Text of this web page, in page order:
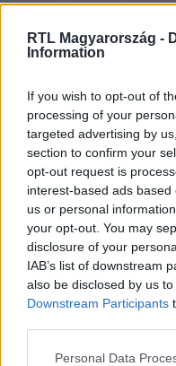
RTL Magyarország -
Information
If you wish to opt-out of
processing of your
targeted advertising by
section to confirm your
opt-out request is
interest-based ads
us or personal
your opt-out. You may
disclosure of your
IAB’s list of downstream
also be disclosed by us
Downstream Participants
Please note that this
Personal Data
Kövess minket, és
Facebookon is!
#REGGELI #LAKATOS